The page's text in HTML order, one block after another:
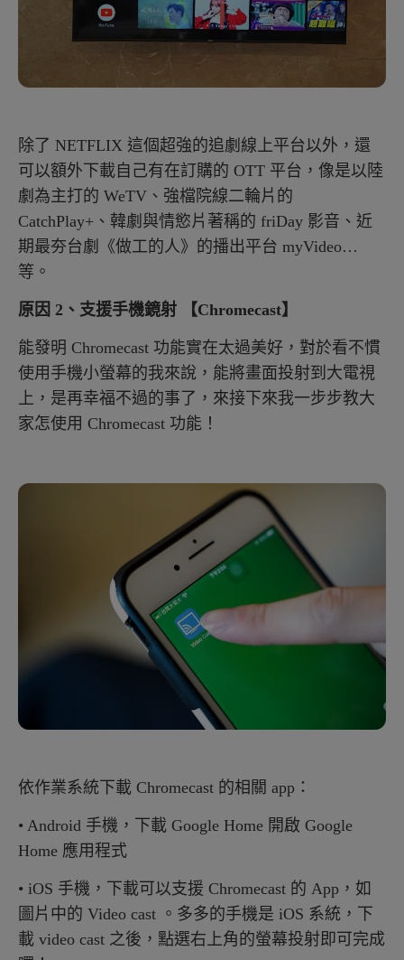
除了 NETFLIX 這個超強的追劇線上平台以外，還
可以額外下載自己有在訂購的 OTT 平台，像是以陸
劇為主打的 WeTV、強檔院線二輪片的
CatchPlay+、韓劇與情慾片著稱的 friDay 影音、近
期最夯台劇《做工的人》的播出平台 myVideo…
等。
原因 2、支援手機鏡射 【Chromecast】
能發明 Chromecast 功能實在太過美好，對於看不慣
使用手機小螢幕的我來說，能將畫面投射到大電視
上，是再幸福不過的事了，來接下來我一步步教大
家怎使用 Chromecast 功能！
依作業系統下載 Chromecast 的相關 app：
• Android 手機，下載 Google Home 開啟 Google
Home 應用程式
• iOS 手機，下載可以支援 Chromecast 的 App，如
圖片中的 Video cast 。多多的手機是 iOS 系統，下
載 video cast 之後，點選右上角的螢幕投射即可完成